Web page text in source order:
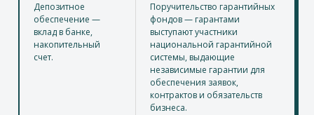
Депозитное
обеспечение —
вклад в банке,
накопительный
счет.
Поручительство гарантийных
фондов — гарантами
выступают участники
национальной гарантийной
системы, выдающие
независимые гарантии для
обеспечения заявок,
контрактов и обязательств
бизнеса.